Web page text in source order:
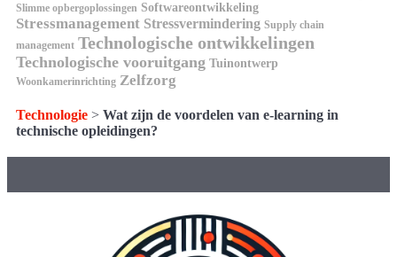
Slimme opbergoplossingen Softwareontwikkeling
Stressmanagement Stressvermindering Supply chain
management Technologische ontwikkelingen
Technologische vooruitgang Tuinontwerp
Woonkamerinrichting Zelfzorg
Technologie > Wat zijn de voordelen van e-learning in
technische opleidingen?